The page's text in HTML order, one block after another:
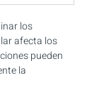
los
afecta los
pueden
la